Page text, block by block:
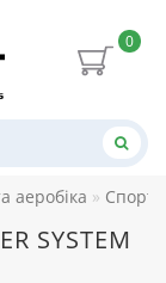
0
аеробіка
SYSTEM